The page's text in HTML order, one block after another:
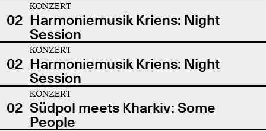
02
KONZERT
Harmoniemusik Kriens: Night
Session
02
KONZERT
Harmoniemusik Kriens: Night
Session
02
KONZERT
Südpol meets Kharkiv: Some
People